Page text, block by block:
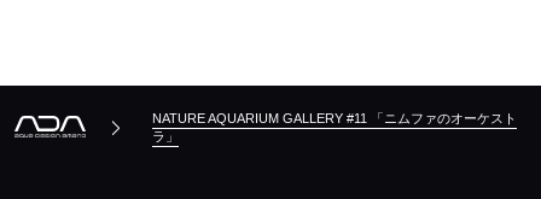
NATURE AQUARIUM GALLERY #11 「ニムファのオーケスト
ラ」